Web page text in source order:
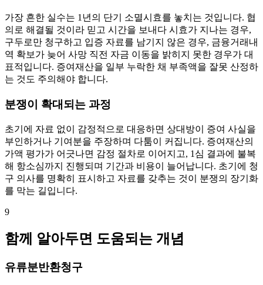
가장 흔한 실수는 1년의 단기 소멸시효를 놓치는 것입니다. 협
의로 해결될 것이라 믿고 시간을 보내다 시효가 지나는 경우,
구두로만 청구하고 입증 자료를 남기지 않은 경우, 금융거래내
역 확보가 늦어 사망 직전 자금 이동을 밝히지 못한 경우가 대
표적입니다. 증여재산을 일부 누락한 채 부족액을 잘못 산정하
는 것도 주의해야 합니다.
분쟁이 확대되는 과정
초기에 자료 없이 감정적으로 대응하면 상대방이 증여 사실을
부인하거나 기여분을 주장하며 다툼이 커집니다. 증여재산의
가액 평가가 어긋나면 감정 절차로 이어지고, 1심 결과에 불복
해 항소심까지 진행되며 기간과 비용이 늘어납니다. 초기에 청
구 의사를 명확히 표시하고 자료를 갖추는 것이 분쟁의 장기화
를 막는 길입니다.
9
함께 알아두면 도움되는 개념
유류분반환청구